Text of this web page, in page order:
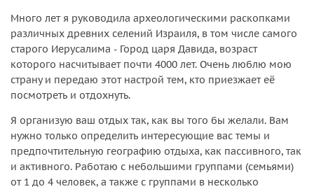
Много лет я руководила археологическими раскопками
различных древних селений Израиля, в том числе самого
старого Иерусалима - Город царя Давида, возраст
которого насчитывает почти 4000 лет. Очень люблю мою
страну и передаю этот настрой тем, кто приезжает её
посмотреть и отдохнуть.
Я организую ваш отдых так, как вы того бы желали. Вам
нужно только определить интересующие вас темы и
предпочтительную географию отдыха, как пассивного, так
и активного. Работаю с небольшими группами (семьями)
от 1 до 4 человек, а также с группами в несколько